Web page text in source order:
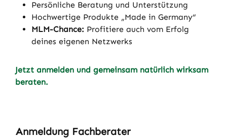
Persönliche Beratung und Unterstützung
Hochwertige Produkte „Made in Germany“
MLM-Chance: Profitiere auch vom Erfolg
deines eigenen Netzwerks
Jetzt anmelden und gemeinsam natürlich wirksam
beraten.
Anmeldung Fachberater